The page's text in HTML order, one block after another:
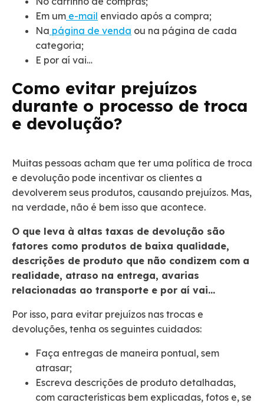
Em um e-mail enviado após a compra;
Na página de venda ou na página de cada
categoria;
E por aí vai…
Como evitar prejuízos
durante o processo de troca
e devolução?
Muitas pessoas acham que ter uma política de troca
e devolução pode incentivar os clientes a
devolverem seus produtos, causando prejuízos. Mas,
na verdade, não é bem isso que acontece.
O que leva à altas taxas de devolução são
fatores como produtos de baixa qualidade,
descrições de produto que não condizem com a
realidade, atraso na entrega, avarias
relacionadas ao transporte e por aí vai…
Por isso, para evitar prejuízos nas trocas e
devoluções, tenha os seguintes cuidados:
Faça entregas de maneira pontual, sem
atrasar;
Escreva descrições de produto detalhadas,
com características bem explicadas, fotos e, se